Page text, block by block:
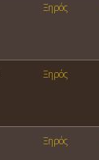
Ξηρός
Ξηρός
Ξηρός